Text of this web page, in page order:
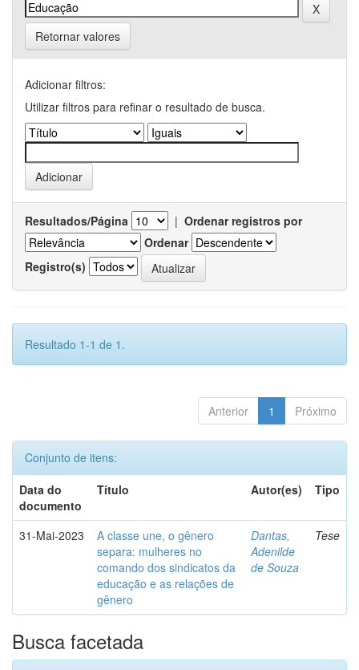
Retornar valores
Adicionar filtros:
Utilizar filtros para refinar o resultado de busca.
Resultados/Página | Ordenar registros por
Ordenar
Registro(s)
Resultado 1-1 de 1.
Anterior 1 Próximo
Conjunto de itens:
Data do
documento
Título Autor(es) Tipo
31-Mai-2023
A classe une, o gênero
separa: mulheres no
comando dos sindicatos da
educação e as relações de
gênero
Dantas,
Adenilde
de Souza
Tese
Busca facetada